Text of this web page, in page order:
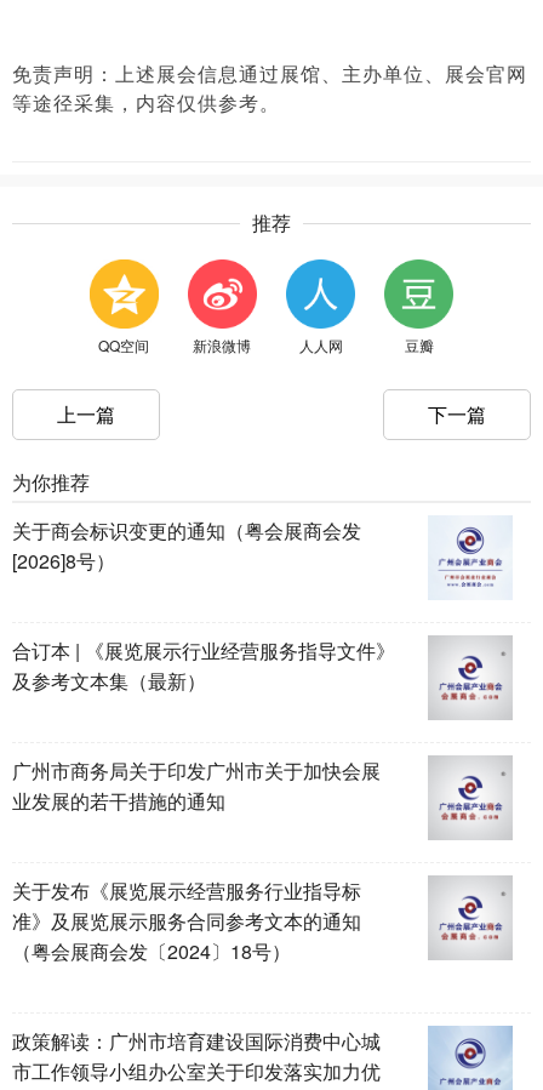
免责声明：上述展会信息通过展馆、主办单位、展会官网
等途径采集，内容仅供参考。
推荐
QQ空间 新浪微博 人人网 豆瓣
上一篇 下一篇
为你推荐
关于商会标识变更的通知（粤会展商会发
[2026]8号）
合订本 | 《展览展示行业经营服务指导文件》
及参考文本集（最新）
广州市商务局关于印发广州市关于加快会展
业发展的若干措施的通知
关于发布《展览展示经营服务行业指导标
准》及展览展示服务合同参考文本的通知
（粤会展商会发〔2024〕18号）
政策解读：广州市培育建设国际消费中心城
市工作领导小组办公室关于印发落实加力优